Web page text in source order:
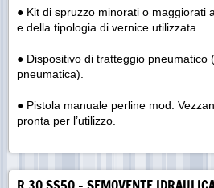
● Kit di spruzzo minorati o maggiorati
e della tipologia di vernice utilizzata.
● Dispositivo di tratteggio pneumatico
pneumatica).
● Pistola manuale perline mod.
pronta per l’utilizzo.